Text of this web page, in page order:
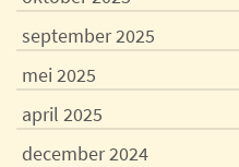
september 2025
mei 2025
april 2025
december 2024